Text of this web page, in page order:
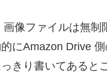
像ファイルは無制
にAmazon Drive
きり書いてあると